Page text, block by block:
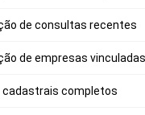
de consultas recentes
de empresas vinculadas
cadastrais completos